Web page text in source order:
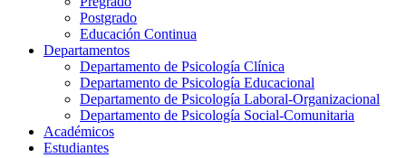
Postgrado
Educación Continua
Departamentos
Departamento de Psicología Clínica
Departamento de Psicología Educacional
Departamento de Psicología Laboral-Organizacional
Departamento de Psicología Social-Comunitaria
Académicos
Estudiantes